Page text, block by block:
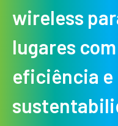
wireless
lugares
eficiência e